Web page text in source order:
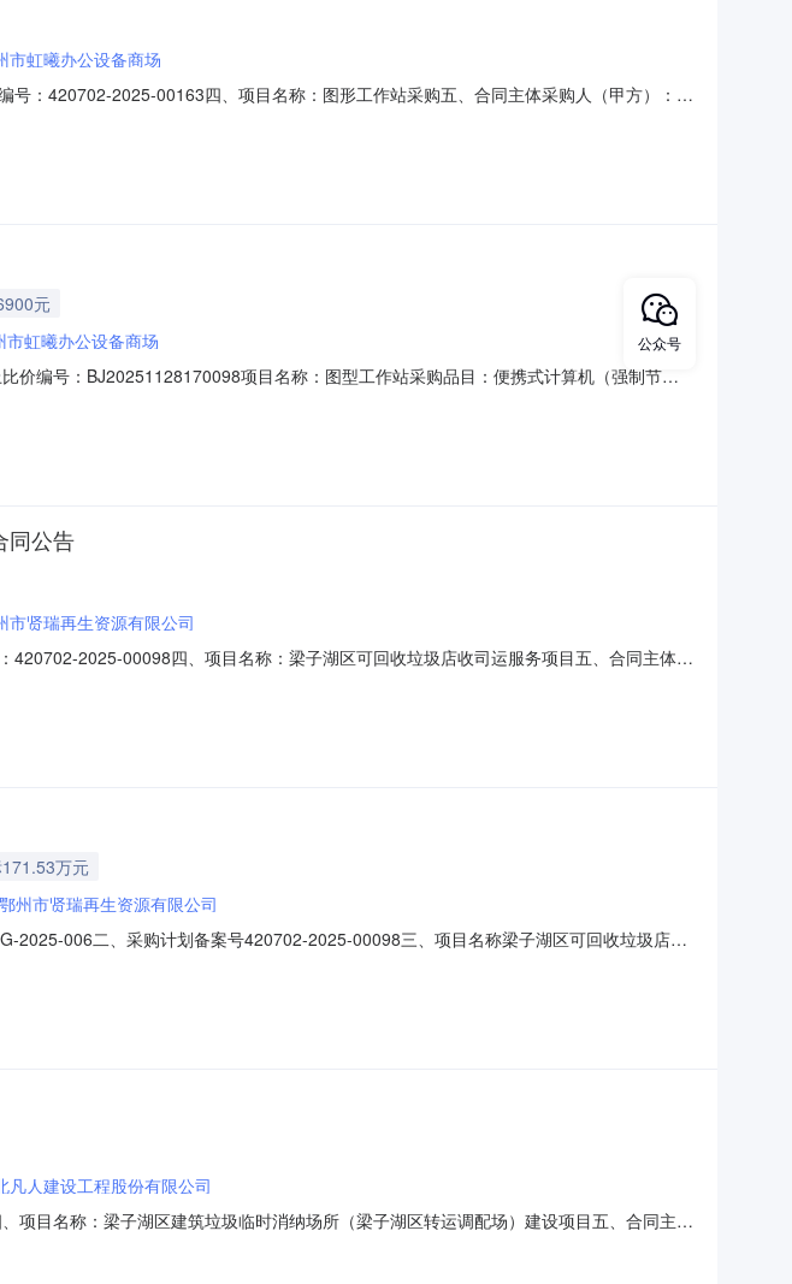
市虹曦办公设备商场
：420702-2025-00163四、项目名称：图形工作站采购五、合同主体采购人（甲方）：鄂
号（或服务要求）：详见合同文本主要标的数量：1台主要标的单价：6900合同金额：0
元
市虹曦办公设备商场
编号：BJ20251128170098项目名称：图型工作站采购品目：便携式计算机（强制节
商名称：鄂州市虹曦办公设备商场供应商地址：鄂州
同公告
市贤瑞再生资源有限公司
2025-00098四、项目名称：梁子湖区可回收垃圾店收司运服务项目五、合同主体
：梁子湖区可回收垃圾店收司运服务项目2、规格型号（或服务要求）：详见合同文本3、
万元
鄂州市贤瑞再生资源有限公司
2025-006二、采购计划备案号420702-2025-00098三、项目名称梁子湖区可回收垃圾店收
：详见招标文件服务要求：详见招标文件服务时间：合同签订生效之日起12个月（详
凡人建设工程股份有限公司
目名称：梁子湖区建筑垃圾临时消纳场所（梁子湖区转运调配场）建设项目五、合同主体
要信息主要标的名称：梁子湖区建筑垃圾临时消纳场所（梁子湖区转运调配场）建设项
公众号